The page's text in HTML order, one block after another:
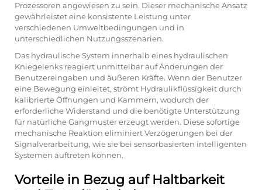
Prozessoren angewiesen zu sein. Dieser mechanische Ansatz
gewährleistet eine konsistente Leistung unter
verschiedenen Umweltbedingungen und in
unterschiedlichen Nutzungsszenarien.
Das hydraulische System innerhalb eines hydraulischen
Kniegelenks reagiert unmittelbar auf Änderungen der
Benutzereingaben und äußeren Kräfte. Wenn der Benutzer
eine Bewegung einleitet, strömt Hydraulikflüssigkeit durch
kalibrierte Öffnungen und Kammern, wodurch der
erforderliche Widerstand und die benötigte Unterstützung
für natürliche Gangmuster erzeugt werden. Diese sofortige
mechanische Reaktion eliminiert Verzögerungen bei der
Signalverarbeitung, wie sie bei sensorbasierten intelligenten
Systemen auftreten können.
Vorteile in Bezug auf Haltbarkeit